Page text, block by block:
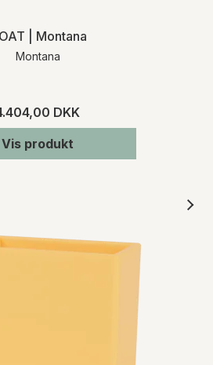
| Montana
Montana
DKK
Vis produkt